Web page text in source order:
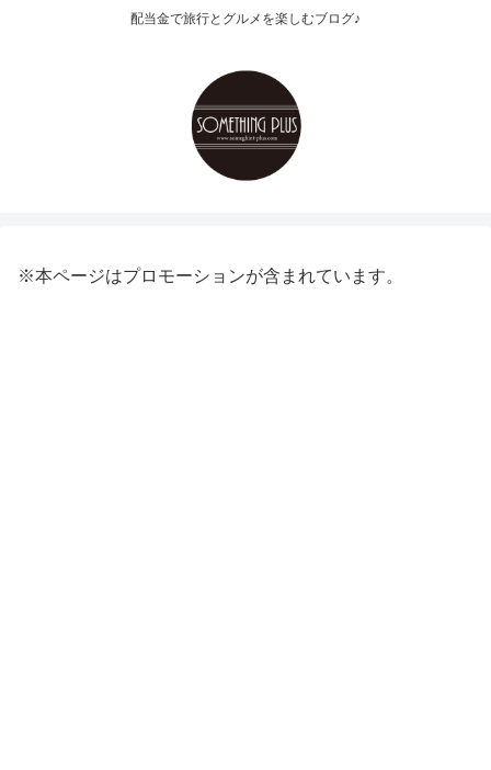
配当金で旅行とグルメを楽しむブログ♪
※本ページはプロモーションが含まれています。